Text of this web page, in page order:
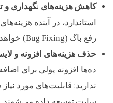
کاهش هزینه‌های نگهداری و
استاندارد، در آینده
رفع باگ (Bug Fixing) خواهد داشت.
حذف هزینه‌های افزونه و
ده‌ها افزونه پولی برای
ندارید؛ قابلیت‌های مورد